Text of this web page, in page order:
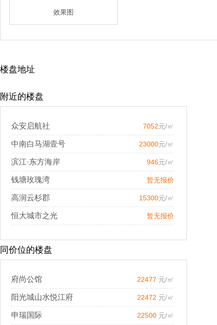
效果图
楼盘地址
附近的楼盘
众安启航社 7052元/㎡
中南白马湖壹号 23000元/㎡
滨江·东方海岸 946元/㎡
钱塘玫瑰湾 暂无报价
高润云杉郡 15300元/㎡
恒大城市之光 暂无报价
同价位的楼盘
府尚公馆 22477 元/㎡
阳光城山水悦江府 22472 元/㎡
申瑞国际 22500 元/㎡